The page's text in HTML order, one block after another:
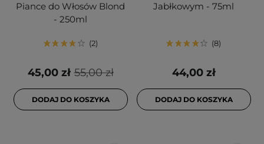
Piance do Włosów Blond
- 250ml
2
55,00 zł
45,00 zł
DODAJ DO KOSZYKA
Jabłkowym - 75ml
8
44,00 zł
DODAJ DO KOSZYKA